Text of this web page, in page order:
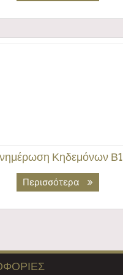
Κηδεμόνων Β1
Περισσότερα